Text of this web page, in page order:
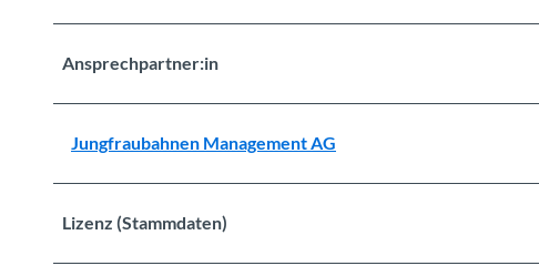
Ansprechpartner:in
Jungfraubahnen Management AG
Lizenz (Stammdaten)